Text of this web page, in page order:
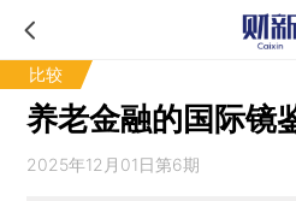
比较
养老金融的国际镜
2025年12月01日第6期